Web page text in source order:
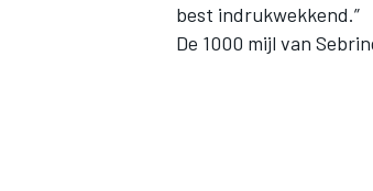
best indrukwekkend.”
De 1000 mijl van